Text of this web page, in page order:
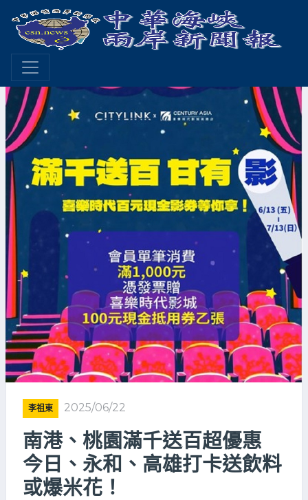
李祖東 2025/06/22
南港、桃園滿千送百超優惠
今日、永和、高雄打卡送飲料
或爆米花！